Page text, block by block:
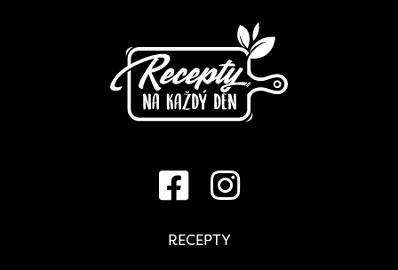
RECEPTY